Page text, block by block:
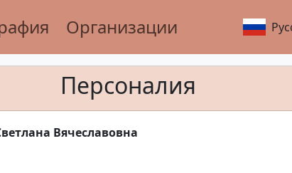
Организации
Персоналия
Вячеславовна